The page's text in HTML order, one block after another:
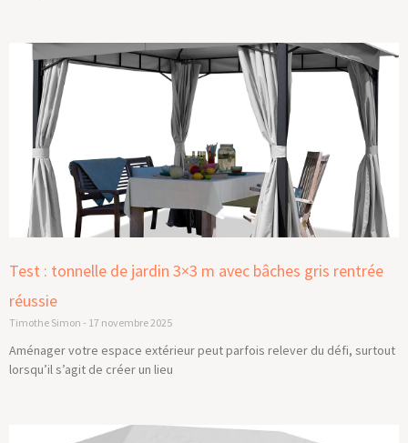
Test : tonnelle de jardin 3×3 m avec bâches gris rentrée
réussie
Timothe Simon 17 novembre 2025
Aménager votre espace extérieur peut parfois relever du défi, surtout
lorsqu’il s’agit de créer un lieu